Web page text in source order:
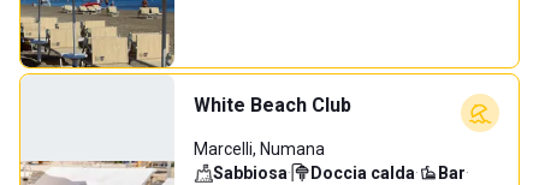
White Beach Club
Marcelli, Numana
Sabbiosa· Doccia calda· Bar·